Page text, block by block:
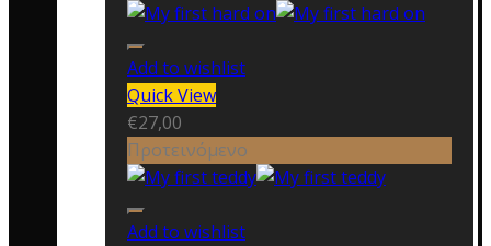
Add to wishlist
Quick View
€27,00
Προτεινόμενο
Add to wishlist